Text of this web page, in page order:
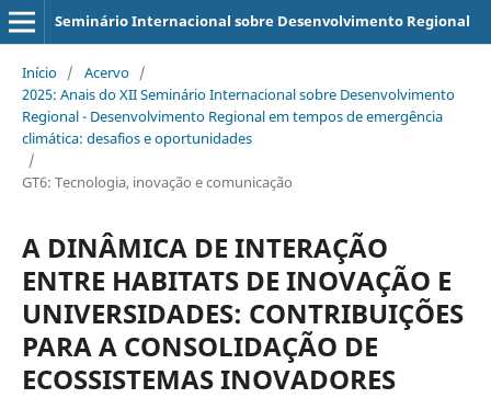
Seminário Internacional sobre Desenvolvimento Regional
Início / Acervo /
2025: Anais do XII Seminário Internacional sobre Desenvolvimento
Regional - Desenvolvimento Regional em tempos de emergência
climática: desafios e oportunidades
/
GT6: Tecnologia, inovação e comunicação
A DINÂMICA DE INTERAÇÃO
ENTRE HABITATS DE INOVAÇÃO E
UNIVERSIDADES: CONTRIBUIÇÕES
PARA A CONSOLIDAÇÃO DE
ECOSSISTEMAS INOVADORES